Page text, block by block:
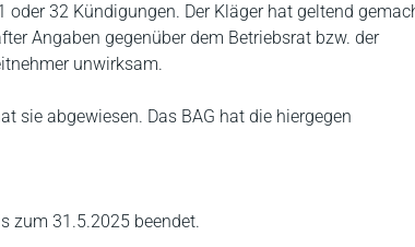
32 Kündigungen. Der Kläger hat geltend
Angaben gegenüber dem Betriebsrat bzw. der
unwirksam.
sie abgewiesen. Das BAG hat die hiergegen
zum 31.5.2025 beendet.